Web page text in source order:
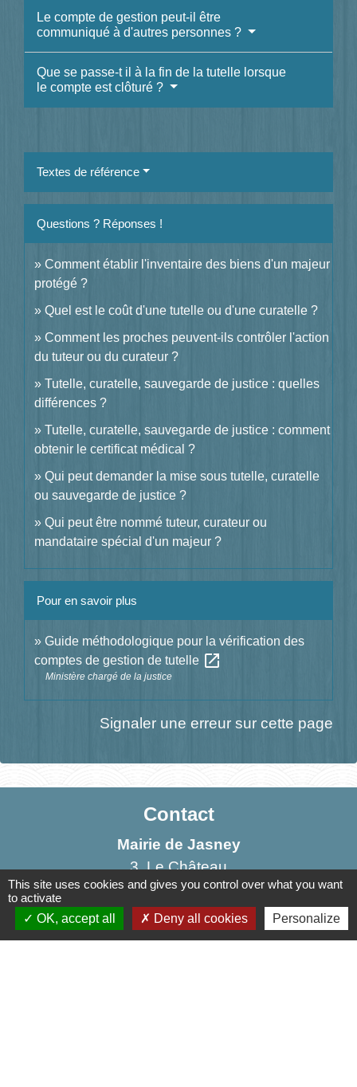
Le compte de gestion peut-il être
communiqué à d'autres personnes ?
Que se passe-t il à la fin de la tutelle lorsque
le compte est clôturé ?
Textes de référence
Questions ? Réponses !
Comment établir l'inventaire des biens d'un majeur
protégé ?
Quel est le coût d'une tutelle ou d'une curatelle ?
Comment les proches peuvent-ils contrôler l'action
du tuteur ou du curateur ?
Tutelle, curatelle, sauvegarde de justice : quelles
différences ?
Tutelle, curatelle, sauvegarde de justice : comment
obtenir le certificat médical ?
Qui peut demander la mise sous tutelle, curatelle
ou sauvegarde de justice ?
Qui peut être nommé tuteur, curateur ou
mandataire spécial d'un majeur ?
Pour en savoir plus
Guide méthodologique pour la vérification des
comptes de gestion de tutelle open_in_new
Ministère chargé de la justice
Signaler une erreur sur cette page
Contact
Mairie de Jasney
3, Le Château
70800 Jasney - FRANCE
+33 3 84 49 81 16
Contact par formulaire
This site uses cookies and gives you control over what you want
to activate
OK, accept all
Deny all cookies Personalize